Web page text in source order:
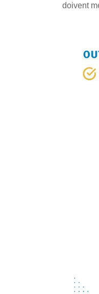
doivent